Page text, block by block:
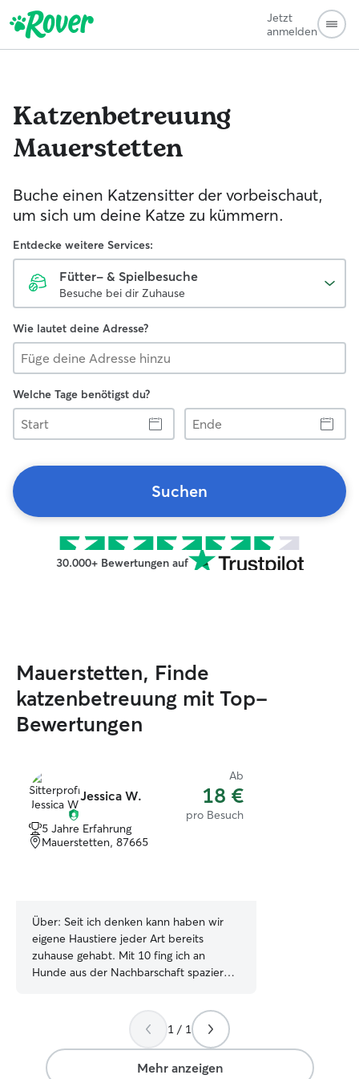
Jetzt
anmelden
Katzenbetreuung
Mauerstetten
Buche einen Katzensitter der vorbeischaut,
um sich um deine Katze zu kümmern.
Entdecke weitere Services:
Fütter- & Spielbesuche
Besuche bei dir Zuhause
Wie lautet deine Adresse?
Welche Tage benötigst du?
Start
Ende
Suchen
30.000+ Bewertungen auf
Mauerstetten, Finde
katzenbetreuung mit Top-
Bewertungen
Jessica W.
Ab
18 €
pro Besuch
5 Jahre Erfahrung
Mauerstetten, 87665
Über: Seit ich denken kann haben wir
eigene Haustiere jeder Art bereits
zuhause gehabt. Mit 10 fing ich an
Hunde aus der Nachbarschaft spazieren
hier bin ich mit Hunden, Katzen und
Kleintieren täglich im Kontakt. Weiterhin
hüte ich Tiere von Verwandten und
Freunden, wenn diese im Urlaub sind.
1 / 1
Mehr anzeigen